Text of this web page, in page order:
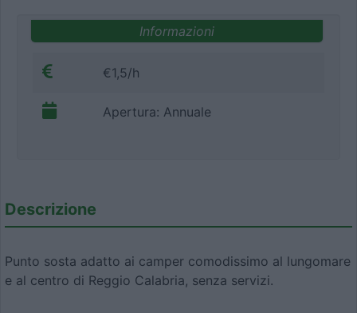
Informazioni
€1,5/h
Apertura: Annuale
Descrizione
Punto sosta adatto ai camper comodissimo al lungomare
e al centro di Reggio Calabria, senza servizi.